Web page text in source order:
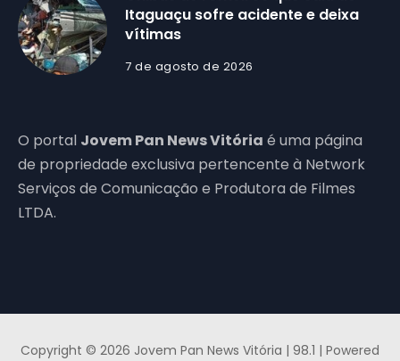
Itaguaçu sofre acidente e deixa
vítimas
7 de agosto de 2026
O portal Jovem Pan News Vitória é uma página
de propriedade exclusiva pertencente à Network
Serviços de Comunicação e Produtora de Filmes
LTDA.
Copyright © 2026 Jovem Pan News Vitória | 98.1 | Powered